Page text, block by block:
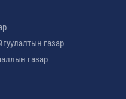
газар
газар